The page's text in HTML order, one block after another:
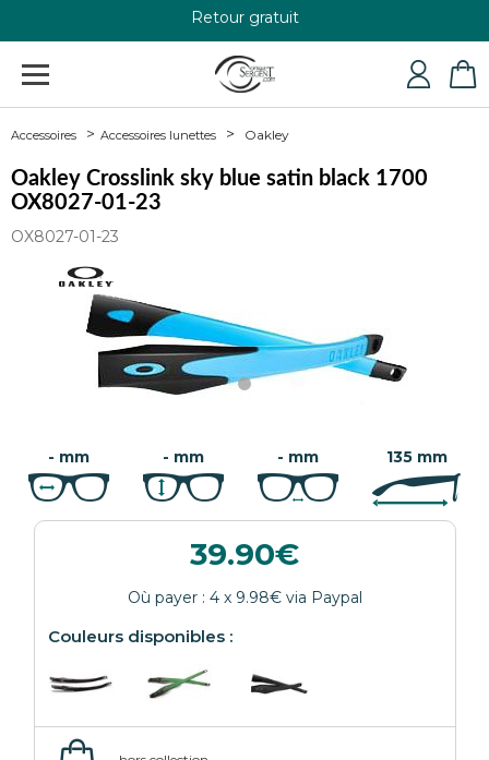
+33 4 79 24 76 84
Accessoires Accessoires lunettes Oakley
Oakley Crosslink sky blue satin black 1700
OX8027-01-23
OX8027-01-23
- mm - mm - mm 135 mm
39.90